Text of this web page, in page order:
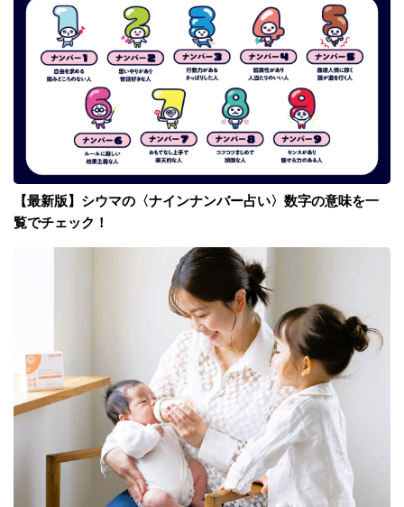
【最新版】シウマの〈ナインナンバー占い〉数字の意味を一
覧でチェック！